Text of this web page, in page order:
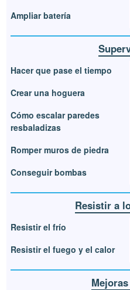
Ampliar batería
Hacer que pase el tiempo
Crear una hoguera
Cómo escalar paredes
resbaladizas
Romper muros de piedra
Conseguir bombas
Resistir a
Resistir el frío
Resistir el fuego y el calor